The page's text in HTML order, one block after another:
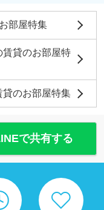
部屋特集
賃貸のお部屋特
のお部屋特集
で共有する